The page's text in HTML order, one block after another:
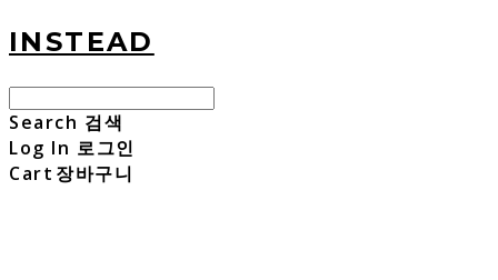
INSTEAD
Search 검색
Log In 로그인
Cart 장바구니